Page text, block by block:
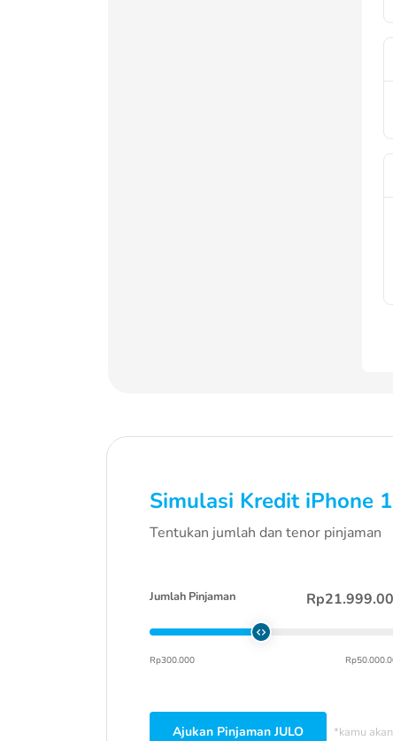
Simulasi Kredit iPhone
Tentukan jumlah dan tenor pinjaman
Jumlah Pinjaman
Rp300.000
Ajukan Pinjaman JULO *kamu